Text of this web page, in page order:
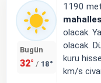
Bugün
32° / 18°
1190
olacak.
olacak.
kuru
km/s